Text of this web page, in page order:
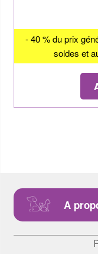
- 40 % du prix
soldes et
A